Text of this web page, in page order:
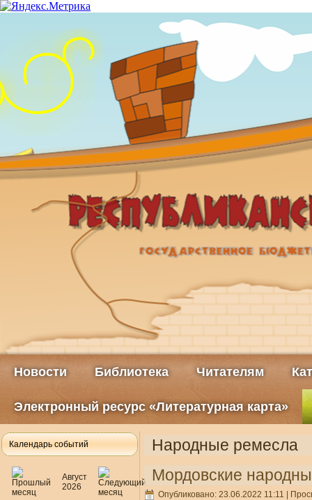
Новости Библиотека Читателям
Электронный ресурс «Литературная карта»
Календарь событий
Август
2026
Народные ремесла
Мордовские
Опубликовано: 23.06.2022 11:11 |